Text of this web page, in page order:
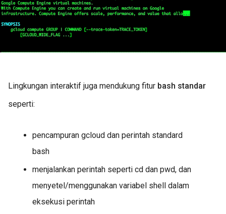
Lingkungan interaktif juga mendukung fitur bash standar
seperti:
pencampuran gcloud dan perintah standard
bash
menjalankan perintah seperti cd dan pwd, dan
menyetel/menggunakan variabel shell dalam
eksekusi perintah